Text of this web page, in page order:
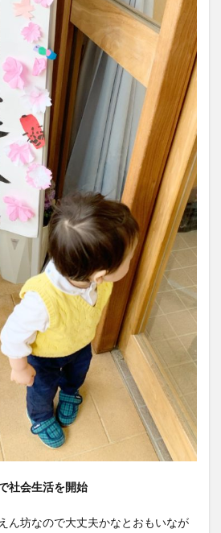
社会生活を開始
ん坊なので大丈夫かなとおもいなが